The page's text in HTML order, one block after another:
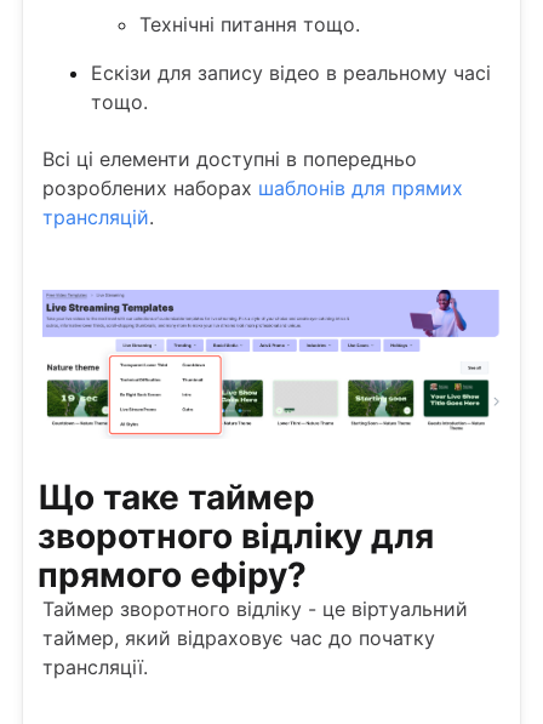
Технічні питання тощо.
Ескізи для запису відео в реальному часі
тощо.
Всі ці елементи доступні в попередньо
розроблених наборах шаблонів для прямих
трансляцій.
Що таке таймер
зворотного відліку для
прямого ефіру?
Таймер зворотного відліку - це віртуальний
таймер, який відраховує час до початку
трансляції.